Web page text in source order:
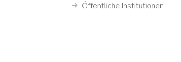
Öffentliche Institutionen